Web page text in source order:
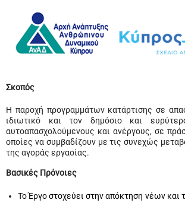
Σκοπός
Η παροχή προγραμμάτων κατάρτισης σε
ιδιωτικό και τον δημόσιο και
αυτοαπασχολούμενους και ανέργους, σε
οποίες να συμβαδίζουν με τις συνεχώς
της αγοράς εργασίας.
Βασικές Πρόνοιες
Το Έργο στοχεύει στην απόκτηση νέων και